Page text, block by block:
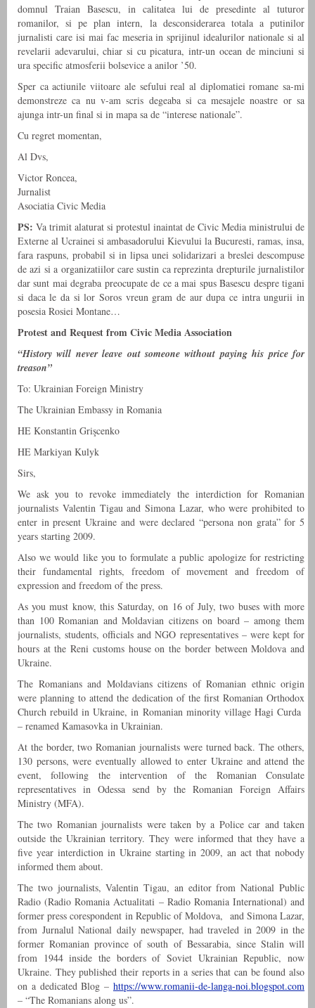
domnul Traian Basescu, in calitatea lui de presedinte al tuturor
romanilor, si pe plan intern, la desconsiderarea totala a putinilor
jurnalisti care isi mai fac meseria in sprijinul idealurilor nationale si al
revelarii adevarului, chiar si cu picatura, intr-un ocean de minciuni si
ura specific atmosferii bolsevice a anilor ’50.
Sper ca actiunile viitoare ale sefului real al diplomatiei romane sa-mi
demonstreze ca nu v-am scris degeaba si ca mesajele noastre or sa
ajunga intr-un final si in mapa sa de “interese nationale”.
Cu regret momentan,
Al Dvs,
Victor Roncea,
Jurnalist
Asociatia Civic Media
PS: Va trimit alaturat si protestul inaintat de Civic Media ministrului de
Externe al Ucrainei si ambasadorului Kievului la Bucuresti, ramas, insa,
fara raspuns, probabil si in lipsa unei solidarizari a breslei descompuse
de azi si a organizatiilor care sustin ca reprezinta drepturile jurnalistilor
dar sunt mai degraba preocupate de ce a mai spus Basescu despre tigani
si daca le da si lor Soros vreun gram de aur dupa ce intra ungurii in
posesia Rosiei Montane…
Protest and Request from Civic Media Association
“History will never leave out someone without paying his price for
treason”
To: Ukrainian Foreign Ministry
The Ukrainian Embassy in Romania
HE Konstantin Grişcenko
HE Markiyan Kulyk
Sirs,
We ask you to revoke immediately the interdiction for Romanian
journalists Valentin Tigau and Simona Lazar, who were prohibited to
enter in present Ukraine and were declared “persona non grata” for 5
years starting 2009.
Also we would like you to formulate a public apologize for restricting
their fundamental rights, freedom of movement and freedom of
expression and freedom of the press.
As you must know, this Saturday, on 16 of July, two buses with more
than 100 Romanian and Moldavian citizens on board – among them
journalists, students, officials and NGO representatives – were kept for
hours at the Reni customs house on the border between Moldova and
Ukraine.
The Romanians and Moldavians citizens of Romanian ethnic origin
were planning to attend the dedication of the first Romanian Orthodox
Church rebuild in Ukraine, in Romanian minority village Hagi Curda
– renamed Kamasovka in Ukrainian.
At the border, two Romanian journalists were turned back. The others,
130 persons, were eventually allowed to enter Ukraine and attend the
event, following the intervention of the Romanian Consulate
representatives in Odessa send by the Romanian Foreign Affairs
Ministry (MFA).
The two Romanian journalists were taken by a Police car and taken
outside the Ukrainian territory. They were informed that they have a
five year interdiction in Ukraine starting in 2009, an act that nobody
informed them about.
The two journalists, Valentin Tigau, an editor from National Public
Radio (Radio Romania Actualitati – Radio Romania International) and
former press corespondent in Republic of Moldova, and Simona Lazar,
from Jurnalul National daily newspaper, had traveled in 2009 in the
former Romanian province of south of Bessarabia, since Stalin will
from 1944 inside the borders of Soviet Ukrainian Republic, now
Ukraine. They published their reports in a series that can be found also
on a dedicated Blog – https://www.romanii-de-langa-noi.blogspot.com
– “The Romanians along us”.